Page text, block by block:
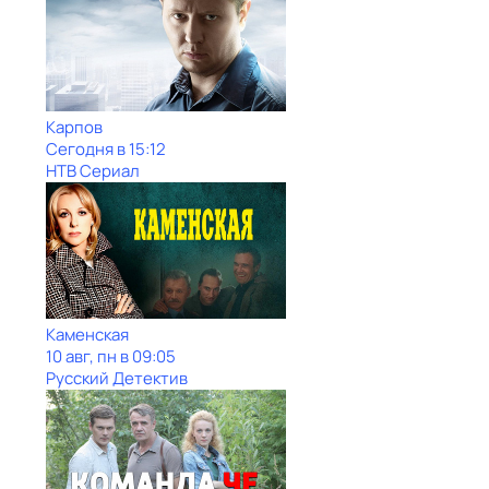
Карпов
Сегодня в 15:12
НТВ Сериал
Каменская
10 авг, пн в 09:05
Русский Детектив